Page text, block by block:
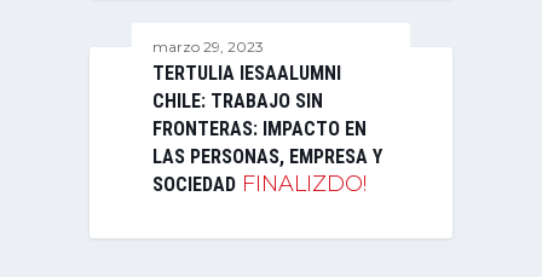
marzo 29, 2023
TERTULIA IESAALUMNI
CHILE: TRABAJO SIN
FRONTERAS: IMPACTO EN
LAS PERSONAS, EMPRESA Y
SOCIEDAD FINALIZDO!